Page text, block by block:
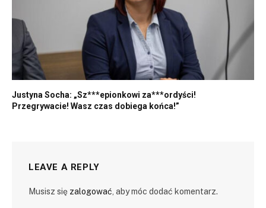
Justyna Socha: „Sz***epionkowi za***ordyści!
Przegrywacie! Wasz czas dobiega końca!”
LEAVE A REPLY
Musisz się zalogować , aby móc dodać komentarz.